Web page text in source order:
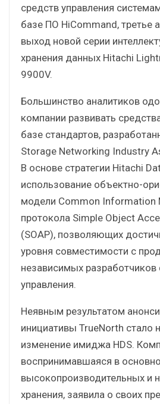
средств управления
базе ПО HiCommand, третье
выход новой серии
хранения данных Hitachi
9900V.
Большинство аналитиков
компании развивать
базе стандартов,
Storage Networking Industry
В основе стратегии Hitachi
использование объектно-
модели Common Information
протокола Simple Object
(SOAP), позволяющих
уровня совместимости с
независимых разработчиков
управления.
Неявным результатом
инициативы TrueNorth стало
изменение имиджа HDS.
воспринимавшаяся в
высокопроизводительных и
хранения, заявила о своих